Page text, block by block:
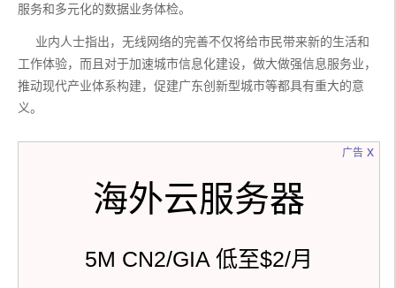
服务和多元化的数据业务体检。
业内人士指出，无线网络的完善不仅将给市民带来新的生活和
工作体验，而且对于加速城市信息化建设，做大做强信息服务业，
推动现代产业体系构建，促建广东创新型城市等都具有重大的意
义。
广告
海外云服务器
5M CN2/GIA 低至$2/月
x